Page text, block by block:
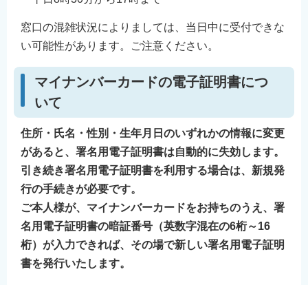
窓口の混雑状況によりましては、当日中に受付できな
い可能性があります。ご注意ください。
マイナンバーカードの電子証明書につ
いて
住所・氏名・性別・生年月日のいずれかの情報に変更
があると、署名用電子証明書は自動的に失効します。
引き続き署名用電子証明書を利用する場合は、新規発
行の手続きが必要です。
ご本人様が、マイナンバーカードをお持ちのうえ、署
名用電子証明書の暗証番号（英数字混在の6桁～16
桁）が入力できれば、その場で新しい署名用電子証明
書を発行いたします。